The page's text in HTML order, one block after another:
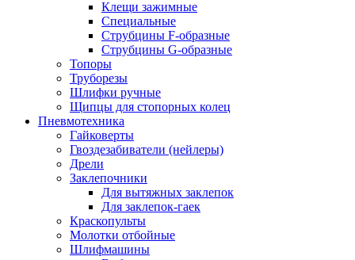
Клещи зажимные
Специальные
Струбцины F-образные
Струбцины G-образные
Топоры
Труборезы
Шлифки ручные
Щипцы для стопорных колец
Пневмотехника
Гайковерты
Гвоздезабиватели (нейлеры)
Дрели
Заклепочники
Для вытяжных заклепок
Для заклепок-гаек
Краскопульты
Молотки отбойные
Шлифмашины